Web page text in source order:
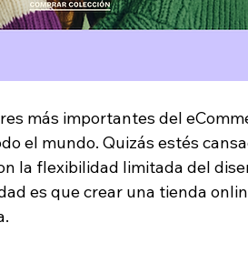
más importantes del
el mundo. Quizás estés
la flexibilidad limitada del
es que crear una tienda